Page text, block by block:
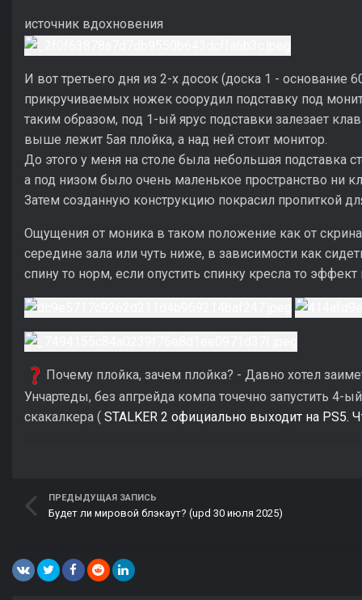
источник вдохновения
И вот третьего дня из 2-х досок (доска 1 - основание
прикручиваемых ножек соорудил подставку под
таким образом, под 1-ый ярус подставки залезает
выше лежит 5ая плойка, а над ней стоит монитор.
До этого у меня на столе была небольшая подставка
а под низом было очень маленькое пространство ни
Затем созданную конструкцию покрасил пропиткой
Ощущения от моника в таком положение как от
середине зала или чуть ниже, в зависимости как
спину то норм, если опустить спинку кресла то
Почему плойка, зачем плойка? - Давно хотел
Унчартеды, без апгрейда компа точечно запустить
скакалкера ( STALKER 2 официально выходит на PS5.
ПРЕДЫДУЩАЯ ЗАПИСЬ
Будет ли мировой блэкаут? (upd 30 июля 2025)